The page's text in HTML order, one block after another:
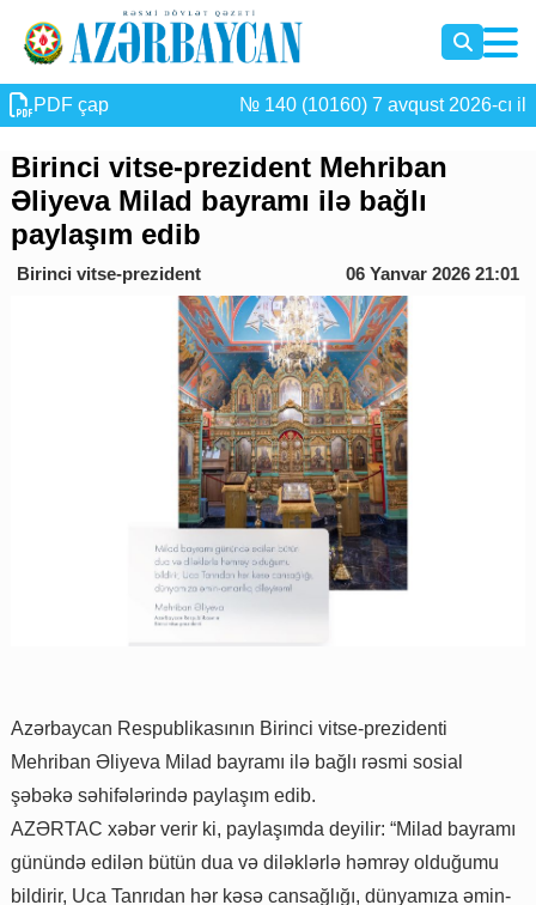
PDF çap № 140 (10160) 7 avqust 2026-cı il
Birinci vitse-prezident Mehriban
Əliyeva Milad bayramı ilə bağlı
paylaşım edib
Birinci vitse-prezident 06 Yanvar 2026 21:01
Azərbaycan Respublikasının Birinci vitse-prezidenti
Mehriban Əliyeva Milad bayramı ilə bağlı rəsmi sosial
şəbəkə səhifələrində paylaşım edib.
AZƏRTAC xəbər verir ki, paylaşımda deyilir: “Milad bayramı
günündə edilən bütün dua və diləklərlə həmrəy olduğumu
bildirir, Uca Tanrıdan hər kəsə cansağlığı, dünyamıza əmin-